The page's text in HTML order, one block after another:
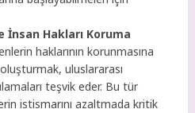
İnsan Hakları Koruma
haklarının korunmasına
uluslararası
teşvik eder. Bu tür
istismarını azaltmada kritik